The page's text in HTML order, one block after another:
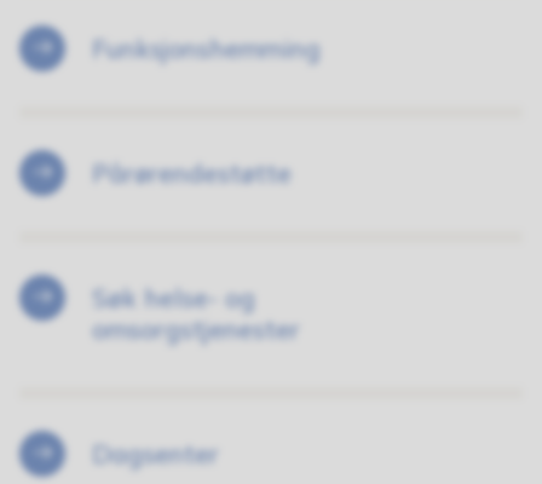
Funksjonshemming
Pårørendestøtte
Søk helse- og
omsorgstjenester
Dagsenter